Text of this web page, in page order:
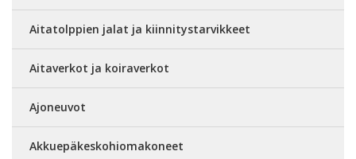
Aitatolppien jalat ja kiinnitystarvikkeet
Aitaverkot ja koiraverkot
Ajoneuvot
Akkuepäkeskohiomakoneet